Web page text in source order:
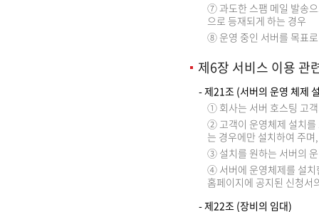
⑦ 과도한 스팸 메일 발송
으로 등재되게 하는 경우
⑧ 운영 중인 서버를 목표
제6장 서비스 이용 관
- 제21조 (서버의 운영 체제
① 회사는 서버 호스팅 고
② 고객이 운영체제 설치를
는 경우에만 설치하여 주
③ 설치를 원하는 서버의
④ 서버에 운영체제를 설치
홈페이지에 공지된 신청서
- 제22조 (장비의 임대)